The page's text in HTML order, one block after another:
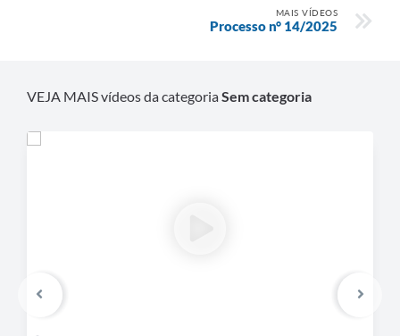
MAIS VÍDEOS
Processo n° 14/2025
VEJA MAIS vídeos da categoriaSem categoria